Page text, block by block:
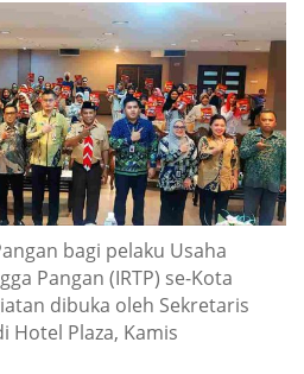
bagi pelaku Usaha
Pangan (IRTP) se-Kota
dibuka oleh Sekretaris
Hotel Plaza, Kamis